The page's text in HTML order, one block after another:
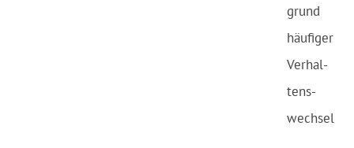
grund
häu­fi­ger
Ver­hal­
tens­
wech­sel